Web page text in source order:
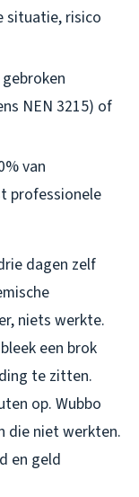
situatie, risico
NEN 3215) of
van
professionele
dagen zelf
niets werkte.
een brok
te zitten.
op. Wubbo
die niet werkten.
en geld